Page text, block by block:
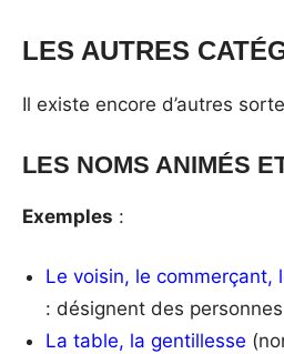
LES AUTRES
Il existe encore d’autres
LES NOMS ANIMÉS
Exemples :
Le voisin, le commerçant,
: désignent des
La table, la gentillesse